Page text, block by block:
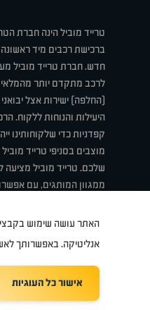
טרייד מוביל הינה חברת
ברכישת רכבים מיד
חדש. חברת טרייד מוביל
לרכב מתקדם יותר מהמלאי
(החלפה) ישירות אצל
היעילות והנוחות ללקוח.
קפדניות כדי שלקוחותינו
מוצבים בסניפי טרייד
שלכם. טרייד מוביל מציעה
ממגוון המותגים, עם
קיה
TradeMobile instagram
youtube
facebook
האתר עושה שימוש בקבצי
אנליטיקה. באפשרותך
אישור כל העוגיות